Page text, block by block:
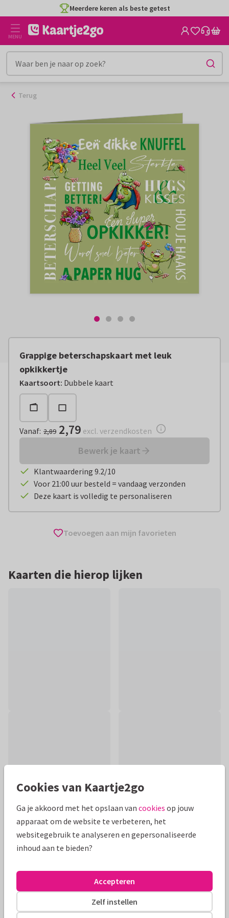
naar
inhoud
Meerdere keren als beste getest
MENU
Terug
Grappige beterschapskaart met leuk
opkikkertje
Kaartsoort: Dubbele kaart
Vanaf:€ 2,79 excl. verzendkosten
Vanaf: 2,89 2,79 excl. verzendkosten
Bewerk je kaart
Klantwaardering 9.2/10
Voor 21:00 uur besteld = vandaag verzonden
Deze kaart is volledig te personaliseren
Toevoegen aan mijn favorieten
Kaarten die hierop lijken
Productinformatie
Grappige beterschapskaart met leuk opkikkertje. De kikkers
hebben bloemen bij zich! Plaats de naam tussen de teksten.
De achtergrond kan je aanpassen.
Cookies van Kaartje2go
Ga je akkoord met het opslaan van cookies op jouw
apparaat om de website te verbeteren, het
websitegebruik te analyseren en gepersonaliseerde
inhoud aan te bieden?
Zelf instellen
Accepteren